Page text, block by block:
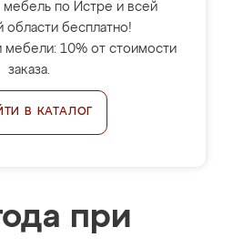
по Истре и всей
области бесплатно!
10% от стоимости
заказа.
В КАТАЛОГ
при